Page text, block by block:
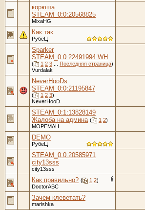
корюша
STEAM_0:0:20568825
MixaHG
Как так
РубеЦ
Sparker
STEAM_0:0:22491994 WH
( 1 2 3 Последняя страница)
Vurdalak
NeverHooDs
STEAM_0:0:21195847
( 1 2 3)
NeverHooD
STEAM_0:1:13828149
Жалоба на админа ( 1 2)
МОРЕМАН
DEMO
РубеЦ
STEAM_0:0:20585971
city13sss
city13sss
Как правильно? ( 1 2)
DoctorABC
Зачем клеветать?
marishka